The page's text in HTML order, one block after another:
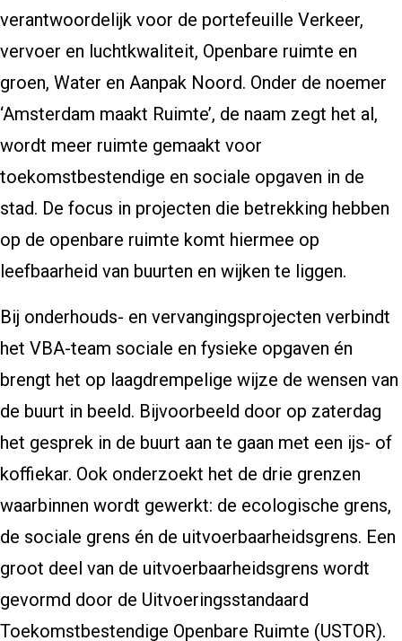
verantwoordelijk voor de portefeuille Verkeer,
vervoer en luchtkwaliteit, Openbare ruimte en
groen, Water en Aanpak Noord. Onder de noemer
‘Amsterdam maakt Ruimte’, de naam zegt het al,
wordt meer ruimte gemaakt voor
toekomstbestendige en sociale opgaven in de
stad. De focus in projecten die betrekking hebben
op de openbare ruimte komt hiermee op
leefbaarheid van buurten en wijken te liggen.
Bij onderhouds- en vervangingsprojecten verbindt
het VBA-team sociale en fysieke opgaven én
brengt het op laagdrempelige wijze de wensen van
de buurt in beeld. Bijvoorbeeld door op zaterdag
het gesprek in de buurt aan te gaan met een ijs- of
koffiekar. Ook onderzoekt het de drie grenzen
waarbinnen wordt gewerkt: de ecologische grens,
de sociale grens én de uitvoerbaarheidsgrens. Een
groot deel van de uitvoerbaarheidsgrens wordt
gevormd door de Uitvoeringsstandaard
Toekomstbestendige Openbare Ruimte (USTOR).